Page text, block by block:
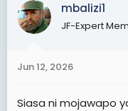
mbalizi1
JF-Expert
Jun 12, 2026
Siasa ni mojawapo